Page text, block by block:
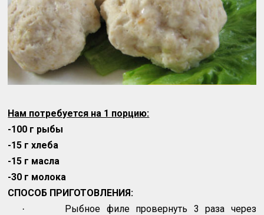
Нам потребуется на 1 порцию:
-100 г рыбы
-15 г хлеба
-15 г масла
-30 г молока
СПОСОБ ПРИГОТОВЛЕНИЯ:
·
Рыбное филе провернуть 3 раза через